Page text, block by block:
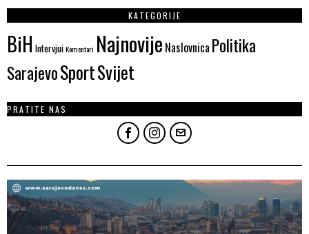
KATEGORIJE
BiH IntervjuiKomentari Najnovije Naslovnica Politika
SarajevoSportSvijet
PRATITE NAS